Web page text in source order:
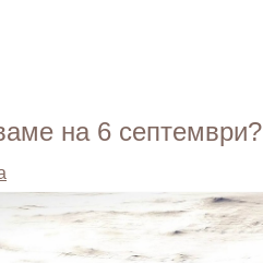
на 6 септември?